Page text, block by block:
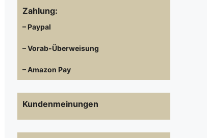
Zahlung:
– Paypal
– Vorab-Überweisung
– Amazon Pay
Kundenmeinungen